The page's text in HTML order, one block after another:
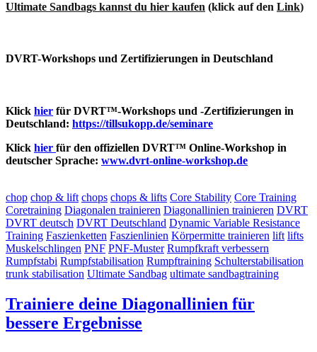
Ultimate Sandbags kannst du hier kaufen (klick auf den Link)
DVRT-Workshops und Zertifizierungen in Deutschland
Klick hier für DVRT™-Workshops und -Zertifizierungen in
Deutschland: https://tillsukopp.de/seminare
Klick hier für den offiziellen DVRT™ Online-Workshop in
deutscher Sprache: www.dvrt-online-workshop.de
chop chop & lift chops chops & lifts Core Stability Core Training
Coretraining Diagonalen trainieren Diagonallinien trainieren DVRT
DVRT deutsch DVRT Deutschland Dynamic Variable Resistance
Training Faszienketten Faszienlinien Körpermitte trainieren lift lifts
Muskelschlingen PNF PNF-Muster Rumpfkraft verbessern
Rumpfstabi Rumpfstabilisation Rumpftraining Schulterstabilisation
trunk stabilisation Ultimate Sandbag ultimate sandbagtraining
Trainiere deine Diagonallinien für
bessere Ergebnisse